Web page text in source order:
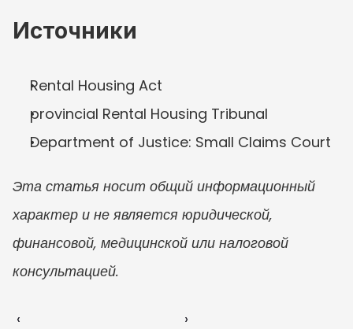
Источники
Rental Housing Act
provincial Rental Housing Tribunal
Department of Justice: Small Claims Court
Эта статья носит общий информационный
характер и не является юридической,
финансовой, медицинской или налоговой
консультацией.
‹ ›